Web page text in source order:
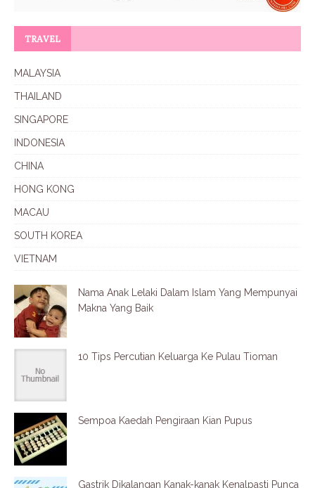
TRAVEL
MALAYSIA
THAILAND
SINGAPORE
INDONESIA
CHINA
HONG KONG
MACAU
SOUTH KOREA
VIETNAM
Nama Anak Lelaki Dalam Islam Yang Mempunyai
Makna Yang Baik
10 Tips Percutian Keluarga Ke Pulau Tioman
Sempoa Kaedah Pengiraan Kian Pupus
Gastrik Dikalangan Kanak-kanak Kenalpasti Punca